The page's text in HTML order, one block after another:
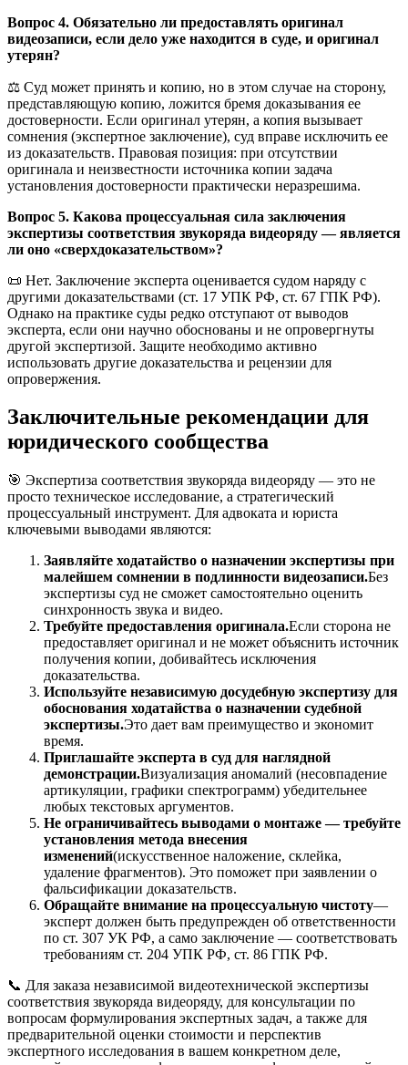
Вопрос 4. Обязательно ли предоставлять оригинал
видеозаписи, если дело уже находится в суде, и оригинал
утерян?
⚖️ Суд может принять и копию, но в этом случае на сторону,
представляющую копию, ложится бремя доказывания ее
достоверности. Если оригинал утерян, а копия вызывает
сомнения (экспертное заключение), суд вправе исключить ее
из доказательств. Правовая позиция: при отсутствии
оригинала и неизвестности источника копии задача
установления достоверности практически неразрешима.
Вопрос 5. Какова процессуальная сила заключения
экспертизы соответствия звукоряда видеоряду — является
ли оно «сверхдоказательством»?
📜 Нет. Заключение эксперта оценивается судом наряду с
другими доказательствами (ст. 17 УПК РФ, ст. 67 ГПК РФ).
Однако на практике суды редко отступают от выводов
эксперта, если они научно обоснованы и не опровергнуты
другой экспертизой. Защите необходимо активно
использовать другие доказательства и рецензии для
опровержения.
Заключительные рекомендации для
юридического сообщества
🎯 Экспертиза соответствия звукоряда видеоряду — это не
просто техническое исследование, а стратегический
процессуальный инструмент. Для адвоката и юриста
ключевыми выводами являются:
Заявляйте ходатайство о назначении экспертизы при
малейшем сомнении в подлинности видеозаписи.Без
экспертизы суд не сможет самостоятельно оценить
синхронность звука и видео.
Требуйте предоставления оригинала.Если сторона не
предоставляет оригинал и не может объяснить источник
получения копии, добивайтесь исключения
доказательства.
Используйте независимую досудебную экспертизу для
обоснования ходатайства о назначении судебной
экспертизы.Это дает вам преимущество и экономит
время.
Приглашайте эксперта в суд для наглядной
демонстрации.Визуализация аномалий (несовпадение
артикуляции, графики спектрограмм) убедительнее
любых текстовых аргументов.
Не ограничивайтесь выводами о монтаже — требуйте
установления метода внесения
изменений(искусственное наложение, склейка,
удаление фрагментов). Это поможет при заявлении о
фальсификации доказательств.
Обращайте внимание на процессуальную чистоту—
эксперт должен быть предупрежден об ответственности
по ст. 307 УК РФ, а само заключение — соответствовать
требованиям ст. 204 УПК РФ, ст. 86 ГПК РФ.
📞 Для заказа независимой видеотехнической экспертизы
соответствия звукоряда видеоряду, для консультации по
вопросам формулирования экспертных задач, а также для
предварительной оценки стоимости и перспектив
экспертного исследования в вашем конкретном деле,